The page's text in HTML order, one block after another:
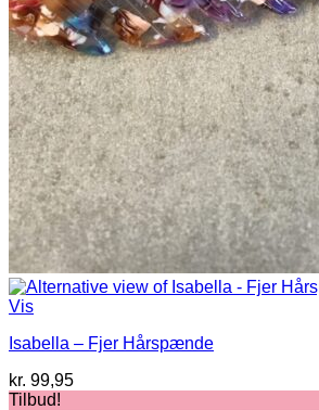
Vis
Isabella – Fjer Hårspænde
kr. 99,95
Tilbud!